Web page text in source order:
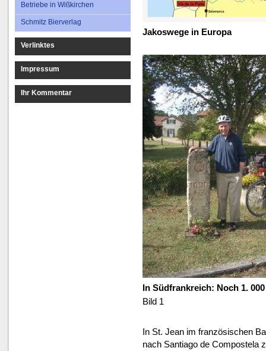
Betriebe in Wißkirchen
Schmitz Bierverlag
Verlinktes
Impressum
Ihr Kommentar
Jakoswege in Europa
In Südfrankreich: Noch 1.
Bild 1
In St. Jean im französischen
nach Santiago de Compostela